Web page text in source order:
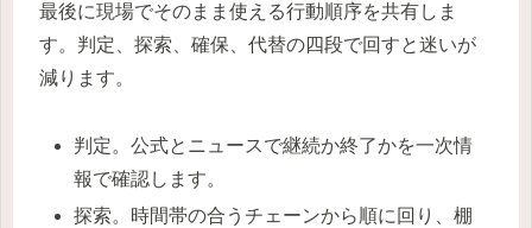
最後に現場でそのまま使える行動順序を共有しま
す。判定、探索、確保、代替の四段で回すと迷いが
減ります。
判定。公式とニュースで継続か終了かを一次情
報で確認します。
探索。時間帯の合うチェーンから順に回り、棚